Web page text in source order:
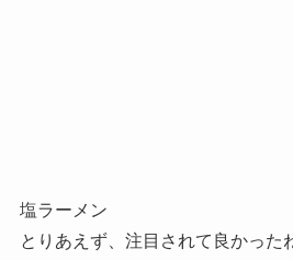
塩ラーメン
とりあえず、注目されて良かった